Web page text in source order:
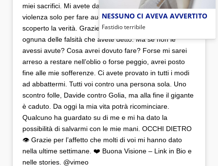
miei sacrifici. Mi avete dato in pasto all’odio e alla
violenza solo per fare audience. Ma oggi tutti hanno
scoperto la verità. Grazie a Dio avevo le prove contro
ognuna delle falsità che avete detto. Ma se non le
avessi avute? Cosa avrei dovuto fare? Forse mi sarei
arreso a restare nell’oblio o forse peggio, avrei posto
fine alle mie sofferenze. Ci avete provato in tutti i modi
ad abbattermi. Tutti voi contro una persona sola. Uno
scontro folle, Davide contro Golia, ma alla fine il gigante
è caduto. Da oggi la mia vita potrà ricominciare.
Qualcuno ha guardato su di me e mi ha dato la
possibilità di salvarmi con le mie mani. OCCHI DIETRO
👁 Grazie per l’affetto che molti di voi mi hanno dato
nella ultime settimane. ❤️ Buona Visione – Link in Bio e
nelle stories. @vimeo
NESSUNO CI AVEVA AVVERTITO
Fastidio terribile